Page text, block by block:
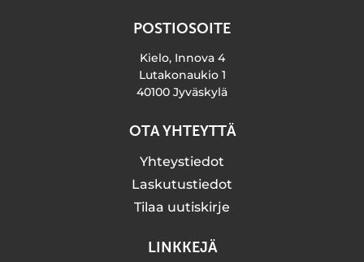
POSTIOSOITE
Kielo, Innova 4
Lutakonaukio 1
40100 Jyväskylä
OTA YHTEYTTÄ
Yhteystiedot
Laskutustiedot
Tilaa uutiskirje
LINKKEJÄ